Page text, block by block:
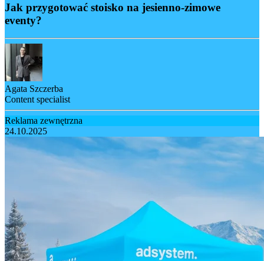
Jak przygotować stoisko na jesienno-zimowe
eventy?
Agata Szczerba
Content specialist
Reklama zewnętrzna
24.10.2025